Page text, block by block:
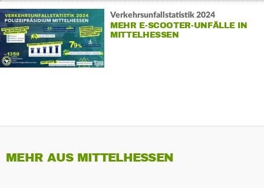
Verkehrsunfallstatistik 2024
MEHR E-SCOOTER-UNFÄLLE IN
MITTELHESSEN
MEHR AUS MITTELHESSEN